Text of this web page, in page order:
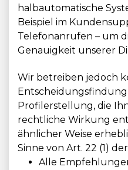
halbautomatische
Beispiel im
Telefonanrufen – um
Genauigkeit unserer
Wir betreiben jedoch
Profilerstellung, die
rechtliche Wirkung
ähnlicher Weise
Sinne von Art. 22 (1)
Alle